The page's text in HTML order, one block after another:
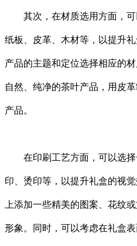
其次，在材质选用方面，可
纸板、皮革、木材等，以提升
产品的主题和定位选择相应的
自然、纯净的茶叶产品，用皮
产品。
在印刷工艺方面，可以选择
印、烫印等，以提升礼盒的视
上添加一些精美的图案、花纹
形象。同时，可以考虑在礼盒